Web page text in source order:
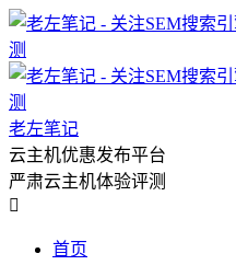
老左笔记
云主机优惠发布平台
严肃云主机体验评测

首页